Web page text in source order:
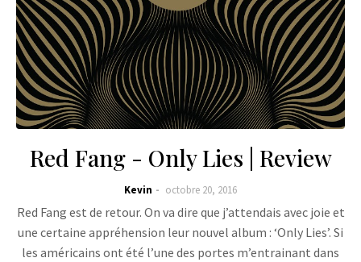
Red Fang - Only Lies | Review
Kevin octobre 20, 2016
Red Fang est de retour. On va dire que j’attendais avec joie et
une certaine appréhension leur nouvel album : ‘Only Lies’. Si
les américains ont été l’une des portes m’entrainant dans